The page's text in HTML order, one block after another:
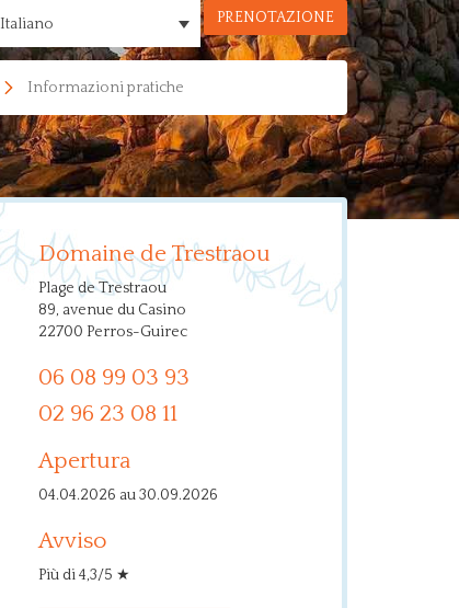
Italiano PRENOTAZIONE
Informazioni pratiche
Domaine de Trestraou
Plage de Trestraou
89, avenue du Casino
22700 Perros-Guirec
06 08 99 03 93
02 96 23 08 11
Apertura
04.04.2026 au 30.09.2026
Avviso
Più di 4,3/5 ★